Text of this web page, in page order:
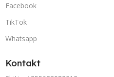
Facebook
TikTok
Whatsapp
Kontakt